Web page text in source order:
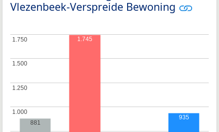
Vlezenbeek-Verspreide Bewoning
1.000
1.000
1.250
1.250
1.500
1.500
1.750
1.750
881
1.745
935